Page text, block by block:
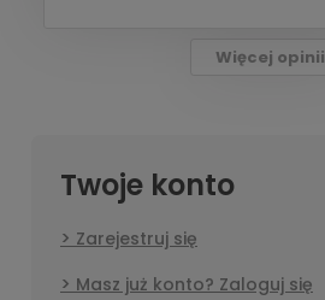
Więcej opinii
Twoje konto
Zarejestruj się
Masz już konto? Zaloguj się